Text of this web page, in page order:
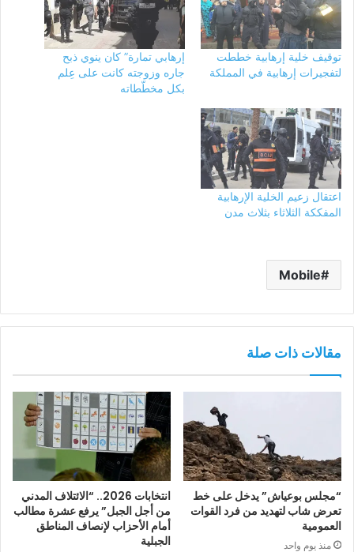
توقيف خلية إرهابية خططت
لتفجيرات إرهابية في المملكة
إرهابي تمارة” كان ينوي ذبح
جاره وزوجته كانت على عِلم
بكل مخطّطاته
اعتقال زعيم الخلية الإرهابية
المفككة الثلاثاء بثلاث مدن
Mobile
مقالات ذات صلة
“مجلس بوعياش” يدخل على خط
تعرض شاب لتهديد من فرد القوات
العمومية
منذ يوم واحد
انتخابات 2026.. “الائتلاف المدني
من أجل الجبل” يرفع عشرة مطالب
أمام الأحزاب لإنصاف المناطق
الجبلية